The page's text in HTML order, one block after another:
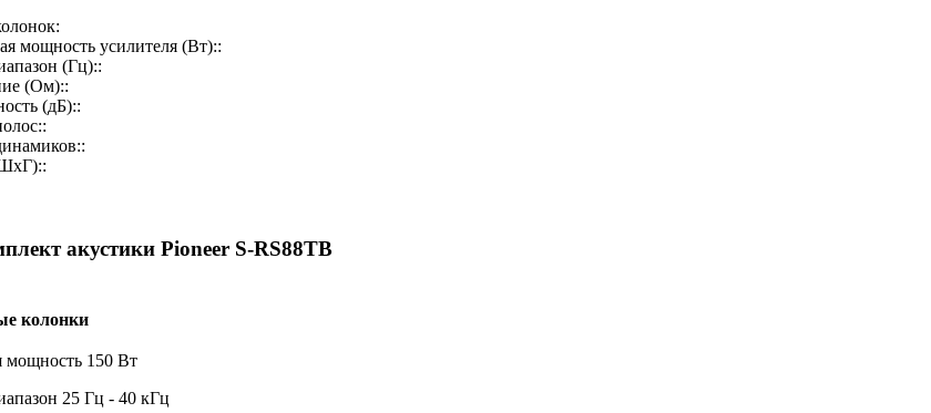
мощность усилителя (Вт)::
(Гц)::
(Ом)::
(дБ)::
акустики Pioneer S-RS88TB
колонки
мощность 150 Вт
25 Гц - 40 кГц